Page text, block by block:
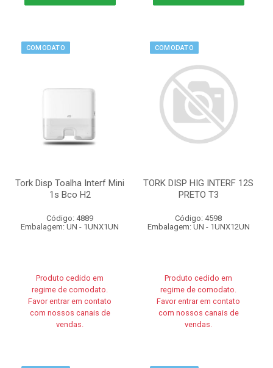
COMODATO
Tork Disp Toalha Interf Mini
1s Bco H2
Código: 4889
Embalagem: UN - 1UNX1UN
Produto cedido em
regime de comodato.
Favor entrar em contato
com nossos canais de
vendas.
COMODATO
TORK DISP HIG INTERF 12S
PRETO T3
Código: 4598
Embalagem: UN - 1UNX12UN
Produto cedido em
regime de comodato.
Favor entrar em contato
com nossos canais de
vendas.